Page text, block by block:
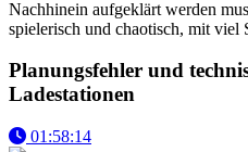
Nachhinein aufgeklärt werden
spielerisch und chaotisch, mit viel
Planungsfehler und
Ladestationen
01:58:14